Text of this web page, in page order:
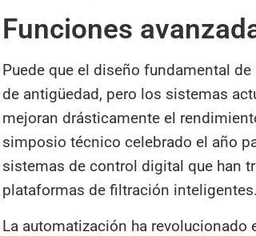
Funciones
Puede que el diseño fundamental
de antigüedad, pero los sistemas
mejoran drásticamente el
simposio técnico celebrado el año
sistemas de control digital que han
plataformas de filtración inteligentes.
La automatización ha